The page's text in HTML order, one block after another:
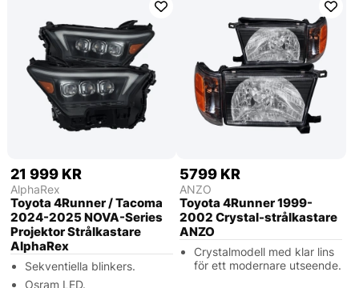
21 999 KR
AlphaRex
Toyota 4Runner / Tacoma
2024-2025 NOVA-Series
Projektor Strålkastare
AlphaRex
Sekventiella blinkers.
Osram LED.
5799 KR
ANZO
Toyota 4Runner 1999-
2002 Crystal-strålkastare
ANZO
Crystalmodell med klar lins
för ett modernare utseende.